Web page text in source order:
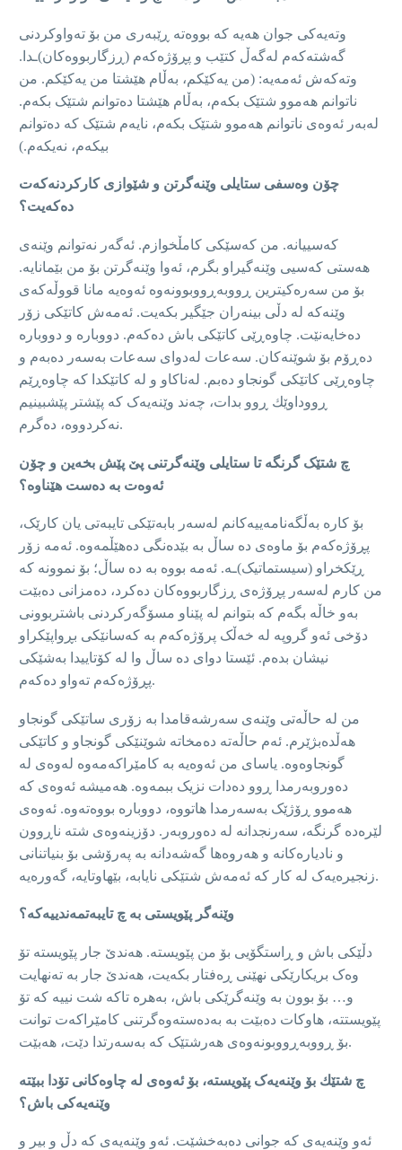
وتەیەکی جوان هەیە کە بووەتە ڕێبەری من بۆ تەواوکردنی
گەشتەکەم لەگەڵ کتێب و پڕۆژەکەم (ڕزگاربووەکان)ـدا.
وتەکەش ئەمەیە: (من یەکێکم، بەڵام هێشتا من یەکێکم. من
ناتوانم هەموو شتێک بکەم، بەڵام هێشتا دەتوانم شتێک بکەم.
لەبەر ئەوەی ناتوانم هەموو شتێک بکەم، نايه‌م شتێک کە دەتوانم
بیکەم، نه‌يكه‌م.)
چۆن وەسفی ستایلی وێنەگرتن و شێوازی کارکردنەکەت
دەکەیت؟
کەسیيانە. من کەسێکی کامڵخوازم. ئه‌گەر نەتوانم وێنەی
هەستی کەسيی وێنەگیراو بگرم، ئەوا وێنەگرتن بۆ من بێمانایە.
بۆ من سەرەکیترین ڕووبەڕووبوونەوە ئەوەیە مانا قووڵەکەی
وێنەکە لە دڵی بینەران جێگیر بکەیت. ئەمەش کاتێکی زۆر
دەخایەنێت. چاوەڕێی کاتێکی باش دەکەم. دووبارە و دووبارە
دەڕۆم بۆ شوێنەکان. سه‌عات لەدوای سه‌عات بەسەر دەبەم و
چاوەڕێی کاتێکی گونجاو دەبم. لەناکاو و لە کاتێکدا کە چاوەڕێم
ڕووداوێك ڕوو بدات، چەند وێنەیەک کە پێشتر پێشبینيم
نەکردووه‌، دەگرم.
چ شتێک گرنگە تا ستایلی وێنەگرتنی پێ پێش بخەین و چۆن
ئەوەت بە دەست هێناوە؟
بۆ کارە بەڵگەنامەیيەکانم لەسەر بابەتێکی تایبەتی یان کارێک،
پڕۆژەکەم بۆ ماوەی دە ساڵ بە بێدەنگی دەهێڵمەوە. ئەمە زۆر
ڕێکخراو (سیستماتیک)ـه‌. ئەمە بووە بە دە ساڵ؛ بۆ نموونە کە
من کارم لەسەر پڕۆژەی ڕزگاربووەکان دەکرد، ده‌مزانى دەبێت
بەو خاڵە بگه‌م کە بتوانم لە پێناو مسۆگەرکردنی باشتربوونی
دۆخی ئەو گروپە لە خەڵک پرۆژەکەم بە کەسانێکی بڕواپێکراو
نیشان بدەم. ئێستا دوای دە ساڵ وا لە کۆتايیدا بەشێکی
پڕۆژەکەم تەواو دەکەم.
من لە حاڵەتی وێنەی سەرشەقامدا بە زۆری ساتێکی گونجاو
هەڵدەبژێرم. ئەم حاڵەتە ده‌مخاته‌ شوێنێکی گونجاو و كاتێکی
گونجاوه‌وه‌. یاسای من ئەوەیە بە کامێراکەمەوە لەوەی لە
دەوروبەرمدا ڕوو دەدات نزیک ببمەوە. هەمیشە ئەوەی کە
هەموو ڕۆژێک بەسەرمدا هاتووە، دووبارە بووه‌ته‌وه‌. ئەوەی
لێره‌ده‌ گرنگە، سەرنجدانە لە دەوروبەر. دۆزینەوەی شتە ناڕوون
و نادیارەکانه‌ و هه‌روه‌ها گەشەدانه‌ بە پەرۆشی بۆ بنیاتنانی
زنجیرەیەک لە کار کە ئەمەش شتێکی نایابە، بێهاوتایە، گەورەیە‌.
وێنەگر پێویستی به‌ چ تایبەتمەندیيەکه‌؟
دڵێکی باش و ڕاستگۆيی بۆ من پێویستە. هەندێ جار پێویستە تۆ
وەک بریکارێکی نهێنی ڕەفتار بکەیت، هەندێ جار بە تەنهایت
و… بۆ بوون بە وێنەگرێکی باش، بەهرە تاکە شت نیيە کە تۆ
پێویستتە، هاوكات دەبێت بە به‌دەسته‌وه‌گرتنى کامێراکەت توانت
بۆ ڕووبەڕووبونەوه‌ی هەرشتێک کە بەسەرتدا دێت، هەبێت.
چ شتێك بۆ وێنەیەک پێویستە، بۆ ئەوەی لە چاوەکانی تۆدا ببێتە
وێنەیەکی باش؟
ئەو وێنەیەی کە جوانی دەبەخشێت. ئەو وێنەیەی کە دڵ و بیر و